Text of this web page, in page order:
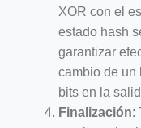
XOR con el
estado hash
garantizar
cambio de un
bits en la
Finalización: